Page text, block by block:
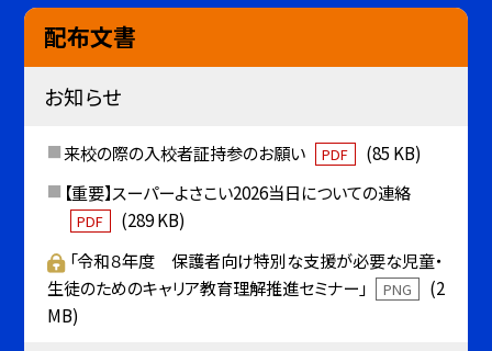
配布文書
お知らせ
来校の際の入校者証持参のお願い PDF
(85 KB)
【重要】スーパーよさこい2026当日についての連絡
PDF
(289 KB)
「令和８年度 保護者向け特別な支援が必要な児童・
生徒のためのキャリア教育理解推進セミナー」
PNG
(2
MB)